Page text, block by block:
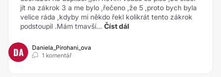
jít na zákrok 3 a me bylo ,řečeno ,že 5 ,proto bych byla
velice ráda ,kdyby mi někdo řekl kolikrát tento zákrok
podstoupil .Mám tmavší... Číst dál
DA
Daniela_Pirohani_ova
1 komentář